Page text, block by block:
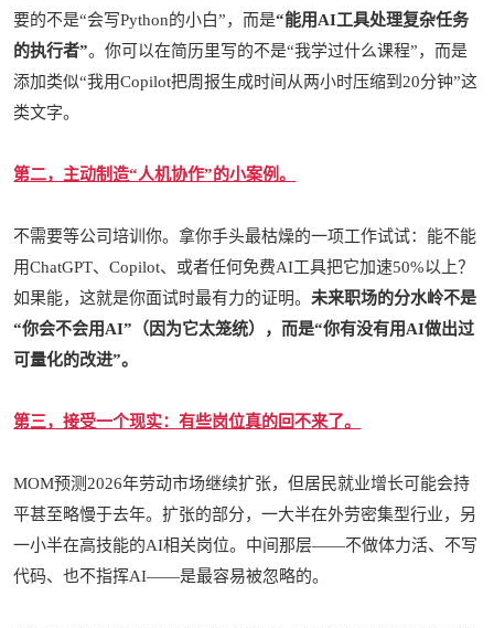
要的不是“会写Python的小白”，而是“能用AI工具处理复杂任务
的执行者”。你可以在简历里写的不是“我学过什么课程”，而是
添加类似“我用Copilot把周报生成时间从两小时压缩到20分钟”这
类文字。
第二，主动制造“人机协作”的小案例。
不需要等公司培训你。拿你手头最枯燥的一项工作试试：能不能
用ChatGPT、Copilot、或者任何免费AI工具把它加速50%以上？
如果能，这就是你面试时最有力的证明。 未来职场的分水岭不是
“你会不会用AI”（因为它太笼统），而是“你有没有用AI做出过
可量化的改进”。
第三，接受一个现实：有些岗位真的回不来了。
MOM预测2026年劳动市场继续扩张，但居民就业增长可能会持
平甚至略慢于去年。扩张的部分，一大半在外劳密集型行业，另
一小半在高技能的AI相关岗位。中间那层——不做体力活、不写
代码、也不指挥AI——是最容易被忽略的。